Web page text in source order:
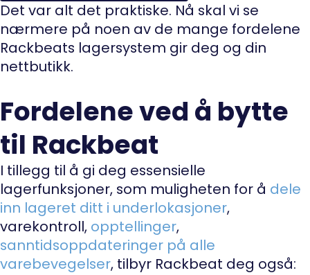
Det var alt det praktiske. Nå skal vi se
nærmere på noen av de mange fordelene
Rackbeats lagersystem gir deg og din
nettbutikk.
Fordelene ved å bytte
til Rackbeat
I tillegg til å gi deg essensielle
lagerfunksjoner, som muligheten for å dele
inn lageret ditt i underlokasjoner,
varekontroll, opptellinger,
sanntidsoppdateringer på alle
varebevegelser, tilbyr Rackbeat deg også: